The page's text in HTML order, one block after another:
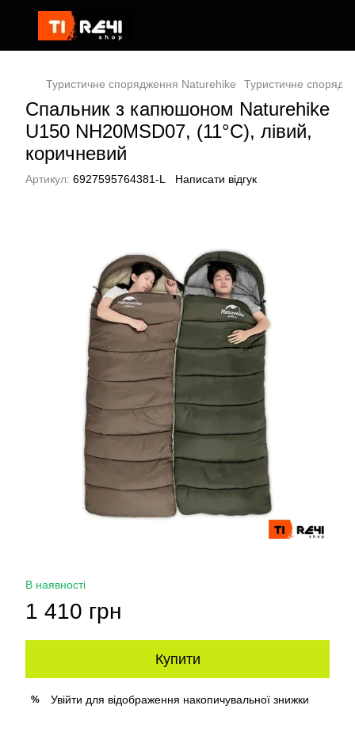
Туристичне спорядження Naturehike Туристичне
Спальник з капюшоном Naturehike
U150 NH20MSD07, (11°C), лівий,
коричневий
Артикул: 6927595764381-L Написати відгук
В наявності
1 410 грн
Купити
% Увійти для відображення накопичувальної знижки